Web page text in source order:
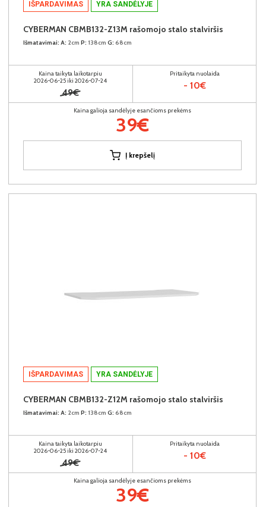
IŠPARDAVIMAS YRA SANDĖLYJE
CYBERMAN CBMB132-Z13M rašomojo stalo stalviršis
Išmatavimai: A: 2cm P: 138cm G: 68cm
Kaina taikyta laikotarpiu
2026-06-25 iki 2026-07-24
49€
Pritaikyta nuolaida
- 10€
Kaina galioja sandėlyje esančioms prekėms
39€
Į krepšelį
IŠPARDAVIMAS YRA SANDĖLYJE
CYBERMAN CBMB132-Z12M rašomojo stalo stalviršis
Išmatavimai: A: 2cm P: 138cm G: 68cm
Kaina taikyta laikotarpiu
2026-06-25 iki 2026-07-24
49€
Pritaikyta nuolaida
- 10€
Kaina galioja sandėlyje esančioms prekėms
39€